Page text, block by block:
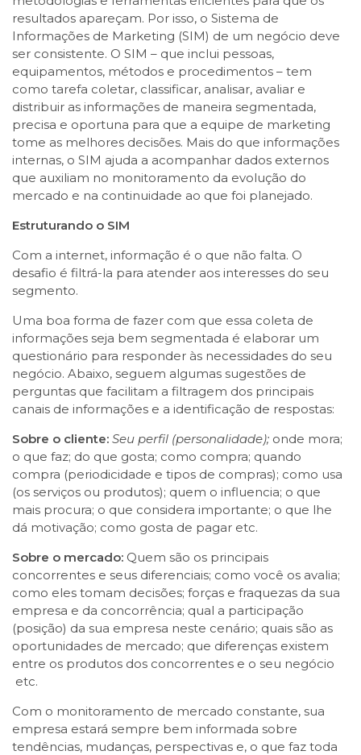
resultados apareçam. Por isso, o Sistema de
Informações de Marketing (SIM) de um negócio deve
ser consistente. O SIM – que inclui pessoas,
equipamentos, métodos e procedimentos – tem
como tarefa coletar, classificar, analisar, avaliar e
distribuir as informações de maneira segmentada,
precisa e oportuna para que a equipe de marketing
tome as melhores decisões. Mais do que informações
internas, o SIM ajuda a acompanhar dados externos
que auxiliam no monitoramento da evolução do
mercado e na continuidade ao que foi planejado.
Estruturando o SIM
Com a internet, informação é o que não falta. O
desafio é filtrá-la para atender aos interesses do seu
segmento.
Uma boa forma de fazer com que essa coleta de
informações seja bem segmentada é elaborar um
questionário para responder às necessidades do seu
negócio. Abaixo, seguem algumas sugestões de
perguntas que facilitam a filtragem dos principais
canais de informações e a identificação de respostas:
Sobre o cliente: Seu perfil (personalidade); onde mora;
o que faz; do que gosta; como compra; quando
compra (periodicidade e tipos de compras); como usa
(os serviços ou produtos); quem o influencia; o que
mais procura; o que considera importante; o que lhe
dá motivação; como gosta de pagar etc.
Sobre o mercado: Quem são os principais
concorrentes e seus diferenciais; como você os avalia;
como eles tomam decisões; forças e fraquezas da sua
empresa e da concorrência; qual a participação
(posição) da sua empresa neste cenário; quais são as
oportunidades de mercado; que diferenças existem
entre os produtos dos concorrentes e o seu negócio
etc.
Com o monitoramento de mercado constante, sua
empresa estará sempre bem informada sobre
tendências, mudanças, perspectivas e, o que faz toda